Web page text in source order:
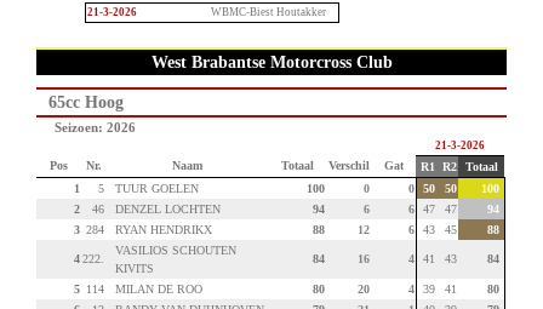
21-3-2026 WBMC-Biest Houtakker
West Brabantse Motorcross Club
65cc Hoog
Seizoen: 2026
21-3-2026
Pos Nr. Naam Totaal Verschil Gat R1 R2
Totaal
1
5 TUUR GOELEN 100 0 0 50 50
100
2
46 DENZEL LOCHTEN 94 6 6 47 47
94
3 284 RYAN HENDRIKX 88 12 6 43 45 88
4222.
VASILIOS SCHOUTEN
KIVITS
84 16 4 41 43 84
5 114 MILAN DE ROO 80 20 4 39 41
80